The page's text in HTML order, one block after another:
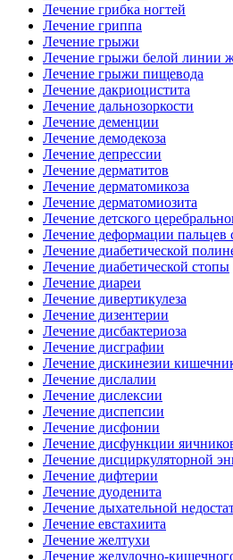
Лечение грибка ногтей
Лечение гриппа
Лечение грыжи
Лечение грыжи белой линии
Лечение грыжи пищевода
Лечение дакриоцистита
Лечение дальнозоркости
Лечение деменции
Лечение демодекоза
Лечение депрессии
Лечение дерматитов
Лечение дерматомикоза
Лечение дерматомиозита
Лечение детского
Лечение деформации пальцев
Лечение диабетической
Лечение диабетической стопы
Лечение диареи
Лечение дивертикулеза
Лечение дизентерии
Лечение дисбактериоза
Лечение дисграфии
Лечение дискинезии
Лечение дислалии
Лечение дислексии
Лечение диспепсии
Лечение дисфонии
Лечение дисфункции
Лечение дисциркуляторной
Лечение дифтерии
Лечение дуоденита
Лечение дыхательной
Лечение евстахиита
Лечение желтухи
Лечение желудочно-